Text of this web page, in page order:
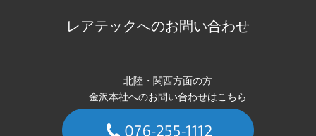
レアテックへのお問い合わせ
北陸・関西方面の方
金沢本社へのお問い合わせはこちら